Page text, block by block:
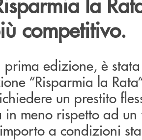
competitivo.
prima edizione, è
“Risparmia la
un prestito
meno rispetto ad
a condizioni